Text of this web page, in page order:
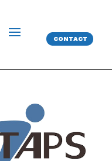
CONTACT